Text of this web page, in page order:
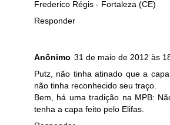
Frederico Régis - Fortaleza (CE)
Responder
Anônimo 31 de maio de 2012 às
Putz, não tinha atinado que a
não tinha reconhecido seu traço.
Bem, há uma tradição na MPB:
tenha a capa feito pelo Elifas.